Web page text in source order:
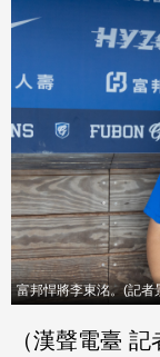
ok
富邦悍將李東洺。(記者
（漢聲電臺